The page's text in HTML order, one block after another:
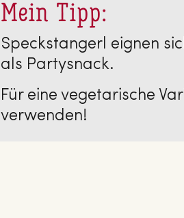
Mein Tipp:
Speckstangerl eignen
als Partysnack.
Für eine vegetarische
verwenden!